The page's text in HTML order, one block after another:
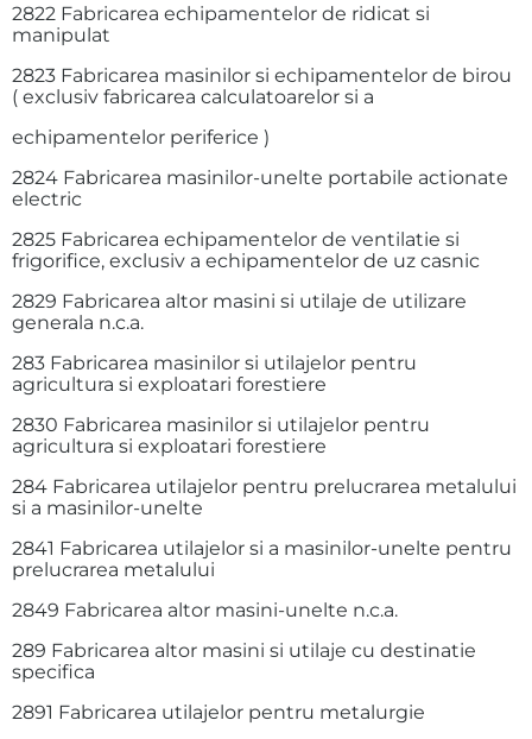
2822 Fabricarea echipamentelor de ridicat si
manipulat
2823 Fabricarea masinilor si echipamentelor de birou
( exclusiv fabricarea calculatoarelor si a
echipamentelor periferice )
2824 Fabricarea masinilor-unelte portabile actionate
electric
2825 Fabricarea echipamentelor de ventilatie si
frigorifice, exclusiv a echipamentelor de uz casnic
2829 Fabricarea altor masini si utilaje de utilizare
generala n.c.a.
283 Fabricarea masinilor si utilajelor pentru
agricultura si exploatari forestiere
2830 Fabricarea masinilor si utilajelor pentru
agricultura si exploatari forestiere
284 Fabricarea utilajelor pentru prelucrarea metalului
si a masinilor-unelte
2841 Fabricarea utilajelor si a masinilor-unelte pentru
prelucrarea metalului
2849 Fabricarea altor masini-unelte n.c.a.
289 Fabricarea altor masini si utilaje cu destinatie
specifica
2891 Fabricarea utilajelor pentru metalurgie